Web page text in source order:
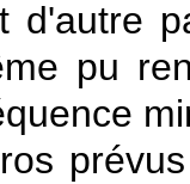
d'autre
pu